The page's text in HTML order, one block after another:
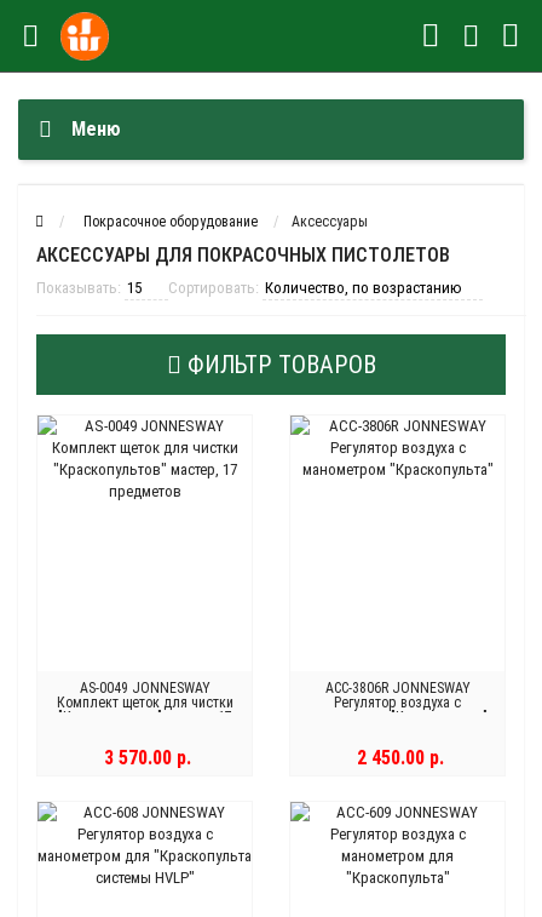
Меню
Покрасочное оборудование Аксессуары
АКСЕССУАРЫ ДЛЯ ПОКРАСОЧНЫХ ПИСТОЛЕТОВ
Показывать: Сортировать:
ФИЛЬТР ТОВАРОВ
AS-0049 JONNESWAY
Комплект щеток для чистки
"Краскопультов" мастер, 17
3 570.00 р.
ACC-3806R JONNESWAY
Регулятор воздуха с
манометром "Краскопульта"
2 450.00 р.